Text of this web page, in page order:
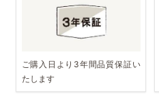
ご購入日より3年間品質保証い
たします